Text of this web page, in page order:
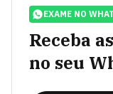
EXAME NO
Receba
no seu